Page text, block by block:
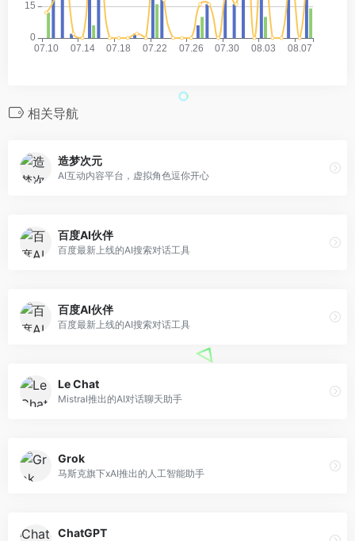
相关导航
造梦次元
AI互动内容平台，虚拟角色逗你开心
百度AI伙伴
百度最新上线的AI搜索对话工具
百度AI伙伴
百度最新上线的AI搜索对话工具
Le Chat
Mistral推出的AI对话聊天助手
Grok
马斯克旗下xAI推出的人工智能助手
ChatGPT